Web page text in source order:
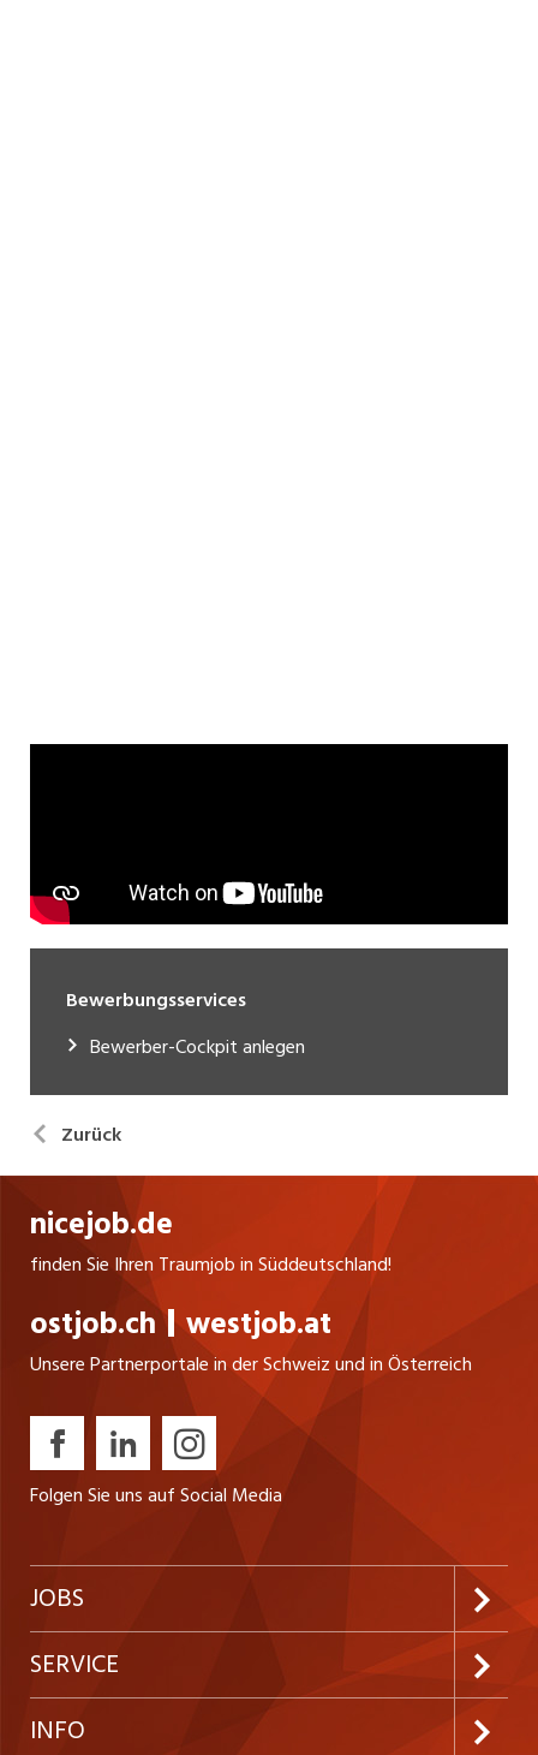
Bewerbungsservices
Bewerber-Cockpit anlegen
Zurück
nicejob.de
finden Sie Ihren Traumjob in Süddeutschland!
ostjob.ch westjob.at
Unsere Partnerportale in der Schweiz und in Österreich
Folgen Sie uns auf Social Media
JOBS
Jobabo abonnieren
Neue Stellen
SERVICE
Kundenlogin
INFO